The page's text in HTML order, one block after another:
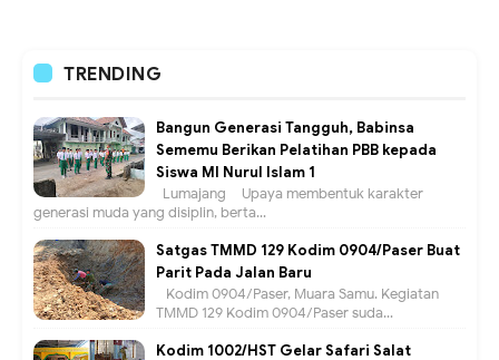
TRENDING
Bangun Generasi Tangguh, Babinsa
Sememu Berikan Pelatihan PBB kepada
Siswa MI Nurul Islam 1
Lumajang – Upaya membentuk karakter
generasi muda yang disiplin, berta...
Satgas TMMD 129 Kodim 0904/Paser Buat
Parit Pada Jalan Baru
Kodim 0904/Paser, Muara Samu. Kegiatan
TMMD 129 Kodim 0904/Paser suda...
Kodim 1002/HST Gelar Safari Salat